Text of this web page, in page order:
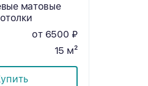
матовые
от 6500 ₽
15 м²